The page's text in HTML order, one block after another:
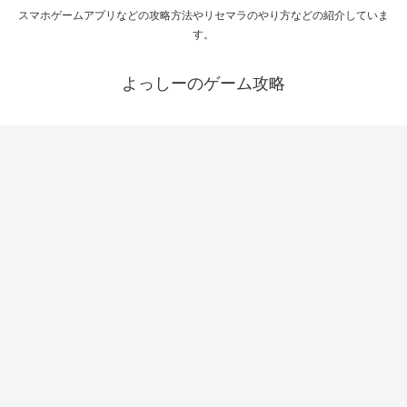
スマホゲームアプリなどの攻略方法やリセマラのやり方などの紹介していま
す。
よっしーのゲーム攻略